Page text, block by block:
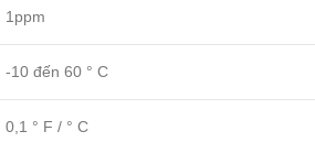
1ppm
-10 đến 60 ° C
0,1 ° F / ° C